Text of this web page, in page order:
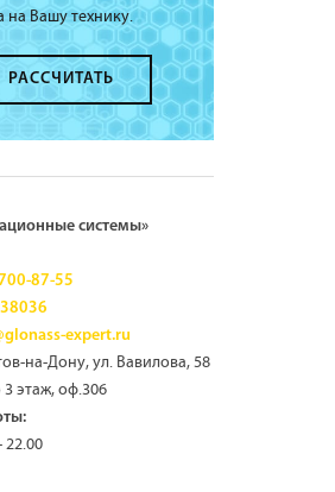
на Вашу технику.
РАССЧИТАТЬ
системы»
87-55
expert.ru
на-Дону, ул. Вавилова, 58
этаж, оф.306
22.00